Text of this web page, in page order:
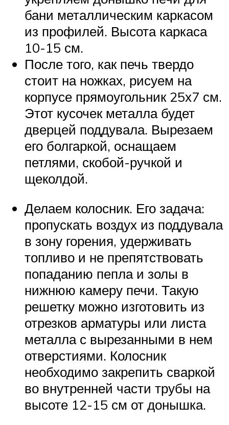
бани металлическим каркасом
из профилей. Высота каркаса
10-15 см.
После того, как печь твердо
стоит на ножках, рисуем на
корпусе прямоугольник 25х7 см.
Этот кусочек металла будет
дверцей поддувала. Вырезаем
его болгаркой, оснащаем
петлями, скобой-ручкой и
щеколдой.
Делаем колосник. Его задача:
пропускать воздух из поддувала
в зону горения, удерживать
топливо и не препятствовать
попаданию пепла и золы в
нижнюю камеру печи. Такую
решетку можно изготовить из
отрезков арматуры или листа
металла с вырезанными в нем
отверстиями. Колосник
необходимо закрепить сваркой
во внутренней части трубы на
высоте 12-15 см от донышка.